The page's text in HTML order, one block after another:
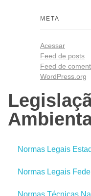
META
Acessar
Feed de posts
Feed de
WordPress.org
Normas Legais
Normas Legais
Normas Técnicas